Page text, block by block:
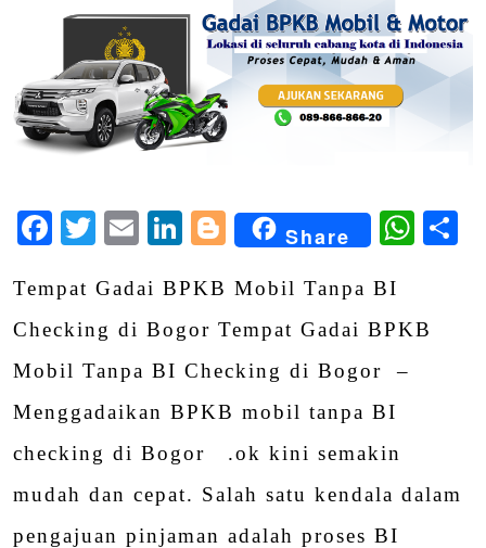
Facebook
Twitter
EmailLinkedIn
Blogger
Share
Tempat Gadai BPKB Mobil Tanpa BI
Checking di Bogor Tempat Gadai BPKB
Mobil Tanpa BI Checking di Bogor –
Menggadaikan BPKB mobil tanpa BI
checking di Bogor .ok kini semakin
mudah dan cepat. Salah satu kendala dalam
pengajuan pinjaman adalah proses BI